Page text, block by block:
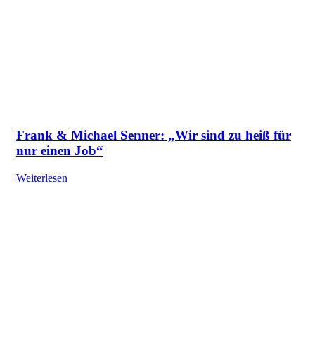
Frank & Michael Senner: „Wir sind zu heiß für
nur einen Job“
Weiterlesen